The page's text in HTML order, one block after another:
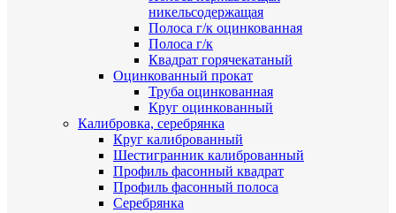
никельсодержащая
Полоса г/к оцинкованная
Полоса г/к
Квадрат горячекатаный
Оцинкованный прокат
Труба оцинкованная
Круг оцинкованный
Калибровка, серебрянка
Круг калиброванный
Шестигранник калиброванный
Профиль фасонный квадрат
Профиль фасонный полоса
Серебрянка